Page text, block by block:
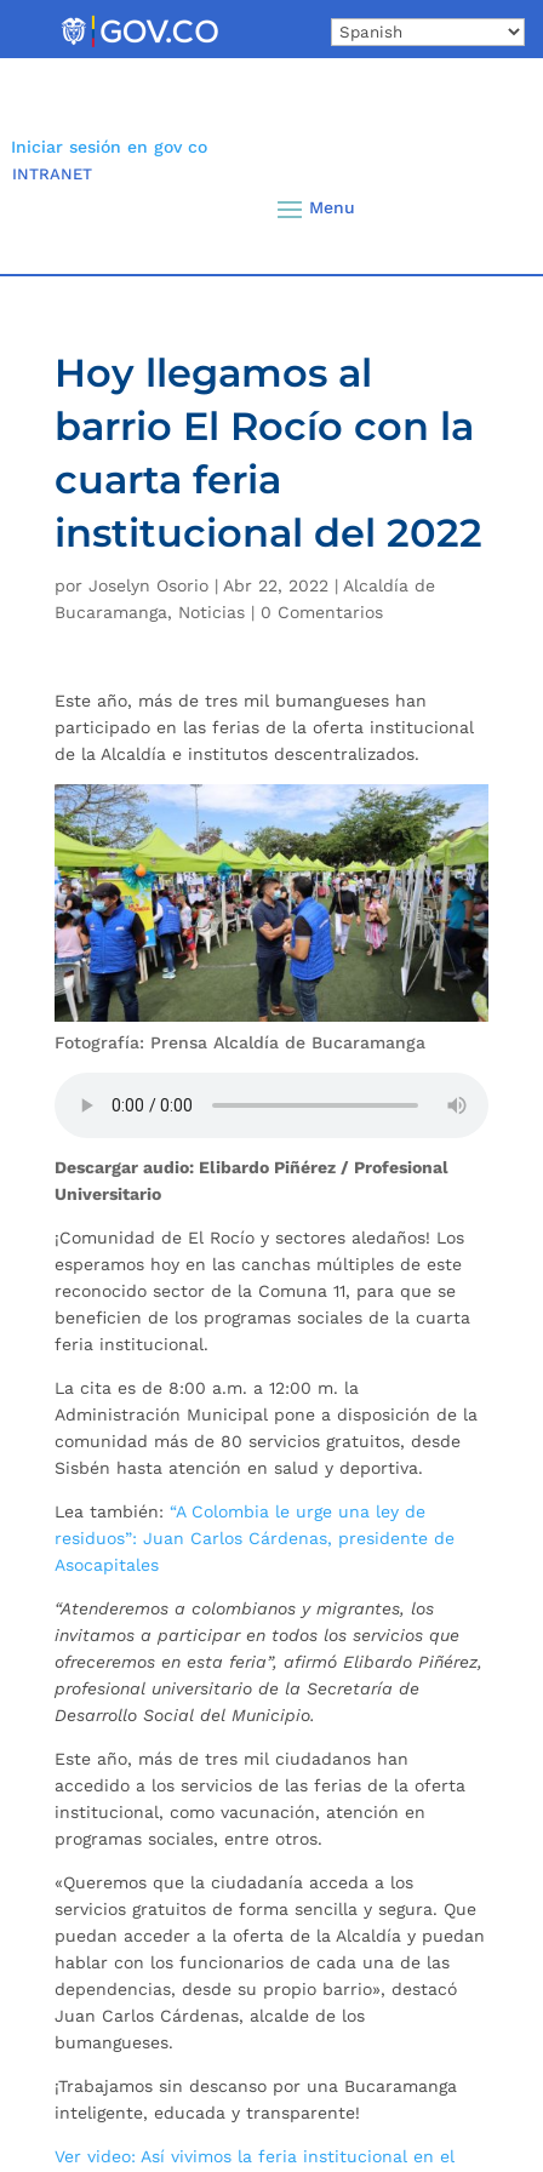
Iniciar sesión en gov co
INTRANET
Hoy llegamos al
barrio El Rocío con la
cuarta feria
institucional del 2022
por Joselyn Osorio| Abr 22, 2022 | Alcaldía de
Bucaramanga, Noticias| 0 Comentarios
Este año, más de tres mil bumangueses han
participado en las ferias de la oferta institucional
de la Alcaldía e institutos descentralizados.
Fotografía: Prensa Alcaldía de Bucaramanga
Descargar audio: Elibardo Piñérez / Profesional
Universitario
¡Comunidad de El Rocío y sectores aledaños! Los
esperamos hoy en las canchas múltiples de este
reconocido sector de la Comuna 11, para que se
beneficien de los programas sociales de la cuarta
feria institucional.
La cita es de 8:00 a.m. a 12:00 m. la
Administración Municipal pone a disposición de la
comunidad más de 80 servicios gratuitos, desde
Sisbén hasta atención en salud y deportiva.
Lea también: “A Colombia le urge una ley de
residuos”: Juan Carlos Cárdenas, presidente de
Asocapitales
“Atenderemos a colombianos y migrantes, los
invitamos a participar en todos los servicios que
ofreceremos en esta feria”, afirmó Elibardo Piñérez,
profesional universitario de la Secretaría de
Desarrollo Social del Municipio.
Este año, más de tres mil ciudadanos han
accedido a los servicios de las ferias de la oferta
institucional, como vacunación, atención en
programas sociales, entre otros.
«Queremos que la ciudadanía acceda a los
servicios gratuitos de forma sencilla y segura. Que
puedan acceder a la oferta de la Alcaldía y puedan
hablar con los funcionarios de cada una de las
dependencias, desde su propio barrio», destacó
Juan Carlos Cárdenas, alcalde de los
bumangueses.
¡Trabajamos sin descanso por una Bucaramanga
inteligente, educada y transparente!
Ver video: Así vivimos la feria institucional en el